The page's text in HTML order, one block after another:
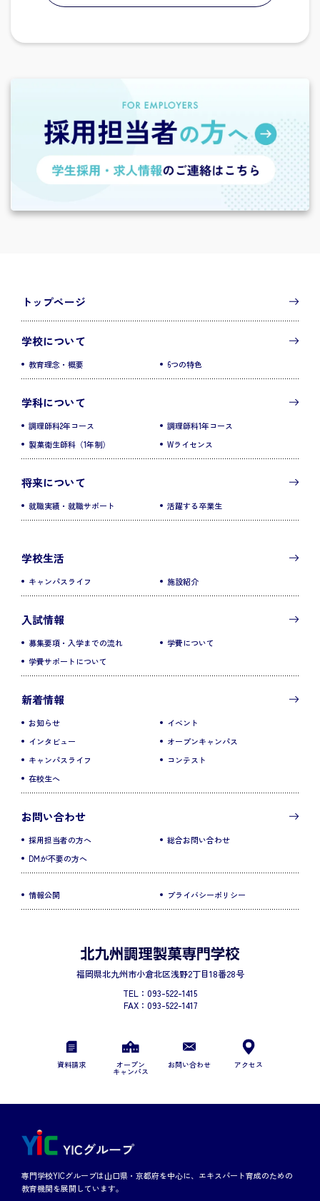
トップページ
学校について
教育理念・概要 6つの特色
学科について
調理師科2年コース
調理師科1年コース
製菓衛生師科（1年制）
Wライセンス
将来について
就職実績・就職サポート 活躍する卒業生
学校生活
キャンパスライフ 施設紹介
入試情報
募集要項・入学までの流れ
学費について
学費サポートについて
新着情報
お知らせ
イベント
インタビュー
オープンキャンパス
キャンパスライフ
コンテスト
在校生へ
お問い合わせ
採用担当者の方へ
総合お問い合わせ
DMが不要の方へ
情報公開 プライバシーポリシー
福岡県北九州市小倉北区浅野2丁目18番28号
TEL：093-522-1415
FAX：093-522-1417
資料請求 オープン
キャンパス
お問い合わせ アクセス
専門学校YICグループは山口県・京都府を中心に、エキスパート育成のための
教育機関を展開しています。